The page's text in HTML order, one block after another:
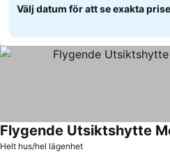
Välj datum för att se exakta
Helt hus/hel lägenhet
Flygende Utsiktshytte